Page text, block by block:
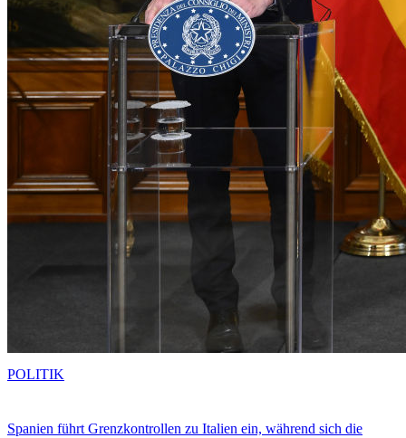
Spanien führt Grenzkontrollen zu Italien ein, während sich die
POLITIK